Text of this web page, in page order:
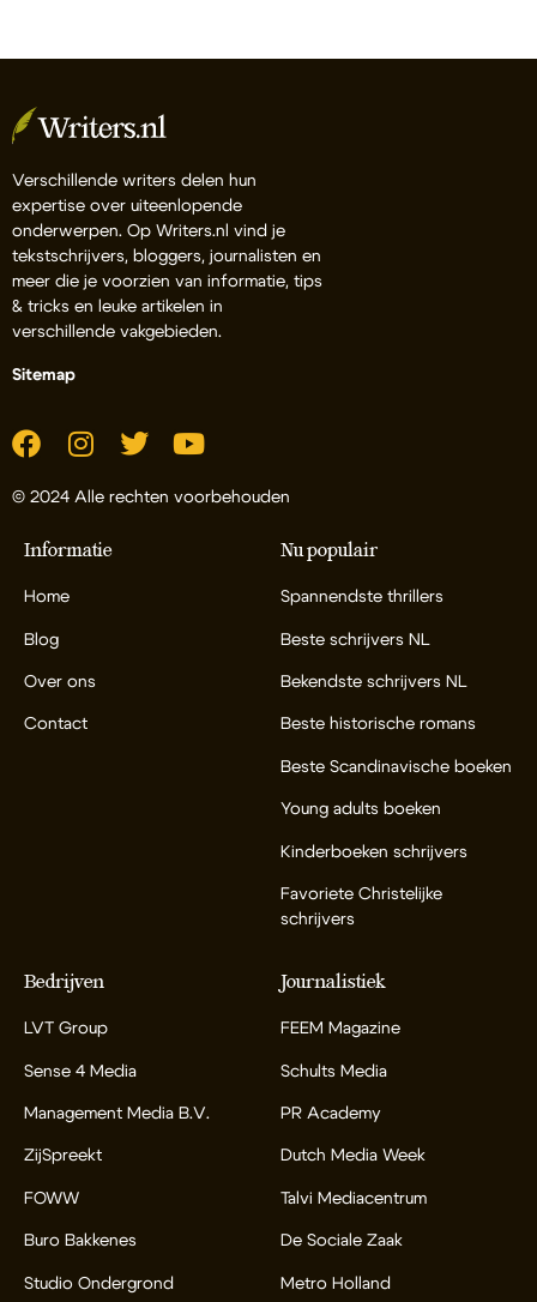
Verschillende writers delen hun
expertise over uiteenlopende
onderwerpen. Op Writers.nl vind je
tekstschrijvers, bloggers, journalisten en
meer die je voorzien van informatie, tips
& tricks en leuke artikelen in
verschillende vakgebieden.
Sitemap
© 2024 Alle rechten voorbehouden
Informatie
Home
Blog
Over ons
Contact
Nu populair
Spannendste thrillers
Beste schrijvers NL
Bekendste schrijvers NL
Beste historische romans
Beste Scandinavische boeken
Young adults boeken
Kinderboeken schrijvers
Favoriete Christelijke
schrijvers
Bedrijven
LVT Group
Sense 4 Media
Management Media B.V.
ZijSpreekt
FOWW
Buro Bakkenes
Studio Ondergrond
Journalistiek
FEEM Magazine
Schults Media
PR Academy
Dutch Media Week
Talvi Mediacentrum
De Sociale Zaak
Metro Holland